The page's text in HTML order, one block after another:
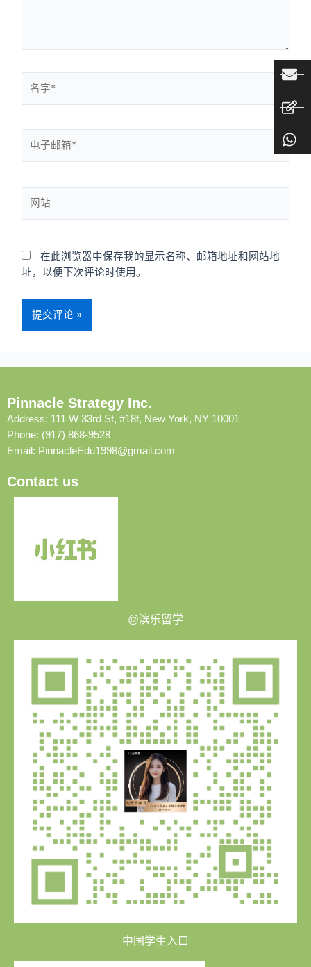
在此浏览器中保存我的显示名称、邮箱地址和网站地
址，以便下次评论时使用。
Pinnacle Strategy Inc.
Address: 111 W 33rd St, #18f, New York, NY 10001
Phone: (917) 868-9528
Email: PinnacleEdu1998@gmail.com
Contact us
@滨乐留学
中国学生入口